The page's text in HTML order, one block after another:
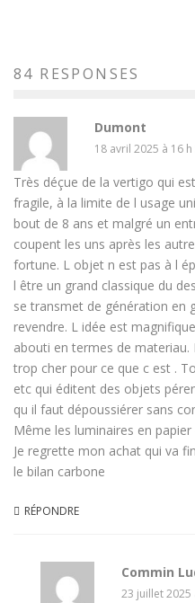
84 RESPONSES
Dumont
18 avril 2025 à 16
Très déçue de la vertigo qui
fragile, à la limite de l usage
bout de 8 ans et malgré un
coupent les uns après les
fortune. L objet n est pas à l
l être un grand classique du
se transmet de génération en
revendre. L idée est
abouti en termes de
trop cher pour ce que c est .
etc qui éditent des objets
qu il faut dépoussiérer sans
Même les luminaires en
Je regrette mon achat qui va
le bilan carbone
RÉPONDRE
Commin
23 juillet 2025